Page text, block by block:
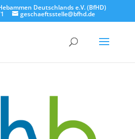
Deutschlands e.V. (BfHD)
geschaeftsstelle@bfhd.de